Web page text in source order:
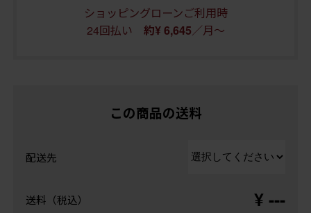
ショッピングローンご利用時
24回払い 約¥ 6,645／月～
この商品の送料
配送先
送料（税込） ¥ ---